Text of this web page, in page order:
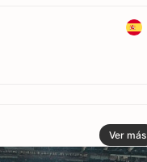
Ver más